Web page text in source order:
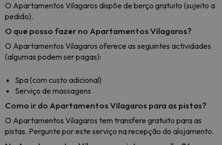
O Apartamentos Vilagaros dispõe de berço gratuito (sujeito a
pedido).
O que posso fazer no Apartamentos Vilagaros?
O Apartamentos Vilagaros oferece as seguintes actividades
(algumas podem ser pagas):
Spa (com custo adicional)
Serviço de massagens
Como ir do Apartamentos Vilagaros para as pistas?
O Apartamentos Vilagaros tem transfere gratuito para as
pistas. Pergunte por este serviço na recepção do alojamento.